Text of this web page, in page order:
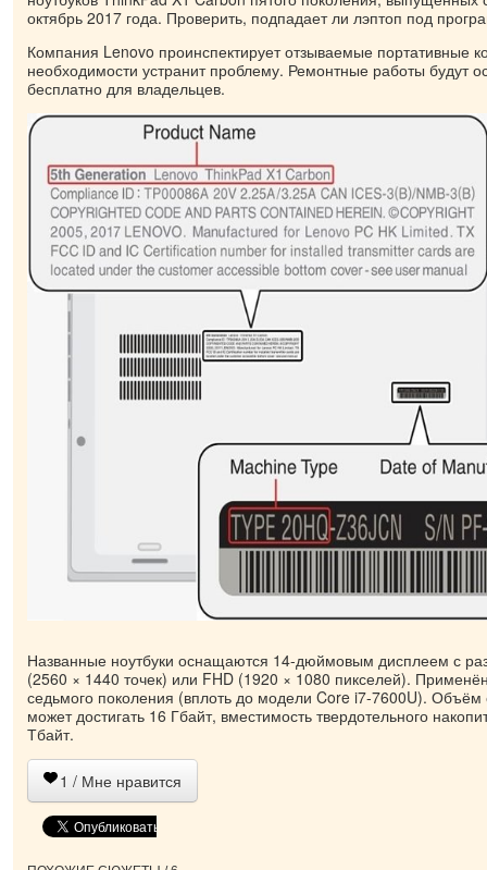
октябрь 2017 года. Проверить, подпадает ли лэптоп под
Компания Lenovo проинспектирует отзываемые портативные
необходимости устранит проблему. Ремонтные работы будут
бесплатно для владельцев.
Названные ноутбуки оснащаются 14-дюймовым дисплеем с
(2560 × 1440 точек) или FHD (1920 × 1080 пикселей).
седьмого поколения (вплоть до модели Core i7-7600U). Объём
может достигать 16 Гбайт, вместимость твердотельного
Тбайт.
1 / Мне нравится